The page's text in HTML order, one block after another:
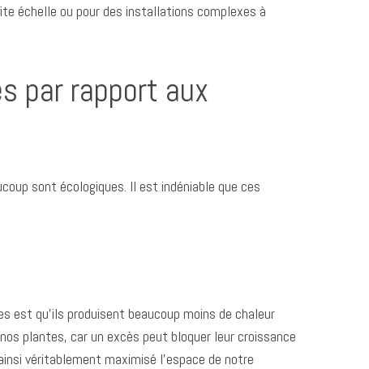
échelle ou pour des installations complexes à
par rapport aux
sont écologiques. Il est indéniable que ces
est qu’ils produisent beaucoup moins de chaleur
plantes, car un excès peut bloquer leur croissance
véritablement maximisé l’espace de notre